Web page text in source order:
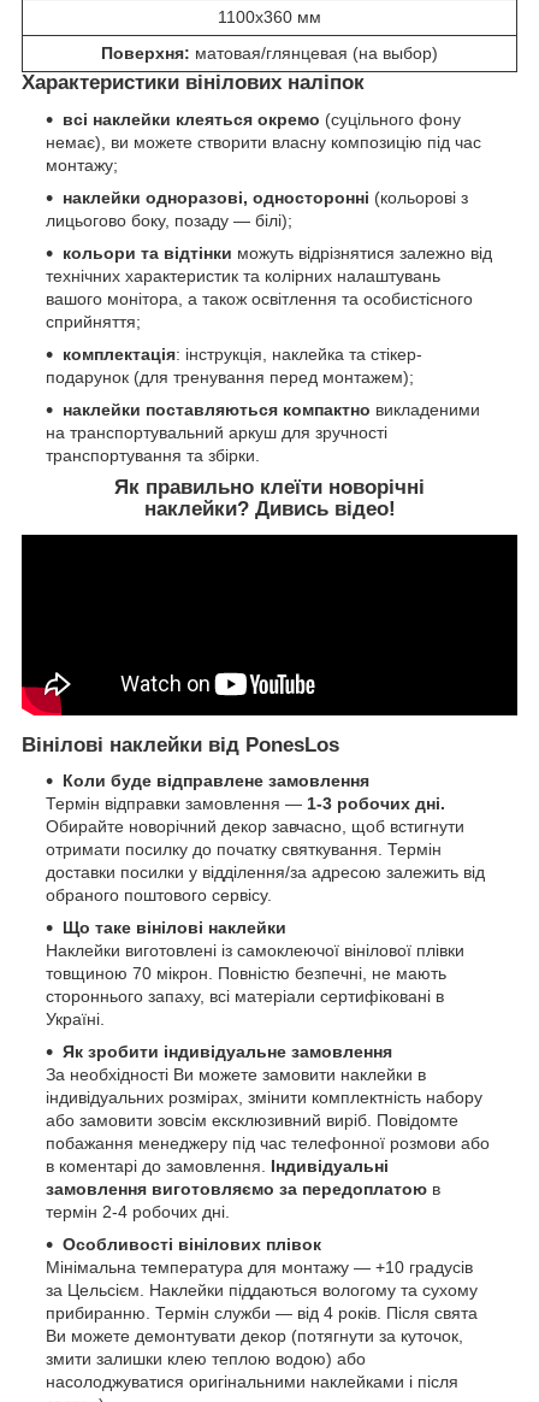
1100х360 мм
Поверхня: матовая/глянцевая (на выбор)
Характеристики вінілових наліпок
всі наклейки клеяться окремо (суцільного фону
немає), ви можете створити власну композицію під час
монтажу;
наклейки одноразові, односторонні (кольорові з
лицьогово боку, позаду — білі);
кольори та відтінки можуть відрізнятися залежно від
технічних характеристик та колірних налаштувань
вашого монітора, а також освітлення та особистісного
сприйняття;
комплектація: інструкція, наклейка та стікер-
подарунок (для тренування перед монтажем);
наклейки поставляються компактно викладеними
на транспортувальний аркуш для зручності
транспортування та збірки.
Як правильно клеїти новорічні
наклейки? Дивись відео!
Вінілові наклейки від PonesLos
Коли буде відправлене замовлення
Термін відправки замовлення ― 1-3 робочих дні.
Обирайте новорічний декор завчасно, щоб встигнути
отримати посилку до початку святкування. Термін
доставки посилки у відділення/за адресою залежить від
обраного поштового сервісу.
Що таке вінілові наклейки
Наклейки виготовлені із самоклеючої вінілової плівки
товщиною 70 мікрон. Повністю безпечні, не мають
стороннього запаху, всі матеріали сертифіковані в
Україні.
Як зробити індивідуальне замовлення
За необхідності Ви можете замовити наклейки в
індивідуальних розмірах, змінити комплектність набору
або замовити зовсім ексклюзивний виріб. Повідомте
побажання менеджеру під час телефонної розмови або
в коментарі до замовлення. Індивідуальні
замовлення виготовляємо за передоплатою в
термін 2-4 робочих дні.
Особливості вінілових плівок
Мінімальна температура для монтажу ― +10 градусів
за Цельсієм. Наклейки піддаються вологому та сухому
прибиранню. Термін служби ― від 4 років. Після свята
Ви можете демонтувати декор (потягнути за куточок,
змити залишки клею теплою водою) або
насолоджуватися оригінальними наклейками і після